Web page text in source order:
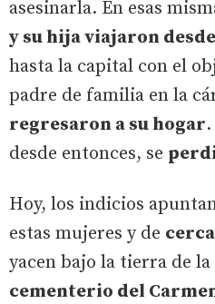
asesinarla. En esas
y su hija viajaron
hasta la capital con el
padre de familia en la
regresaron a su hogar
desde entonces, se
Hoy, los indicios
estas mujeres y de
yacen bajo la tierra de la
cementerio del